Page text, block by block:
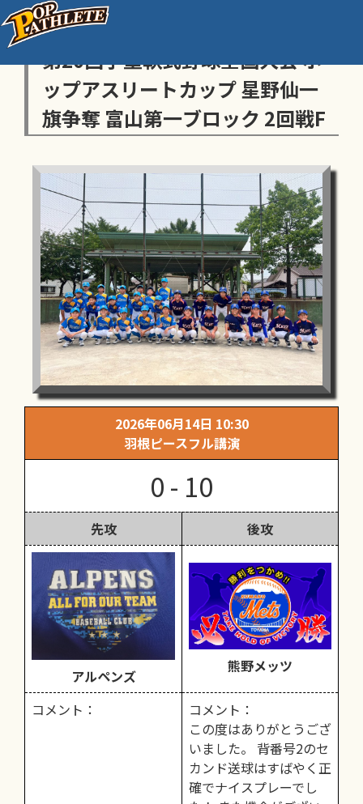
センス・トラストトーナメント
第20回学童軟式野球全国大会 ポ
ップアスリートカップ 星野仙一
旗争奪 富山第一ブロック 2回戦F
2026年06月14日 10:30
羽根ピースフル講演
0 - 10
先攻 後攻
アルペンズ
熊野メッツ
コメント：
コメント：
この度はありがとうござ
いました。 背番号2のセ
カンド送球はすばやく正
確でナイスプレーでし